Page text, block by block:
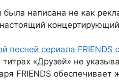
написана не как
песней сериала FRIENDS
«Друзей» не
FRIENDS обеспечивает